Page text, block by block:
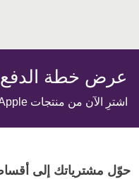
عرض خطة الدفع
اشترِ الآن من منتجات Apple وادفع لاحقاً
حوّل مشترياتك إلى